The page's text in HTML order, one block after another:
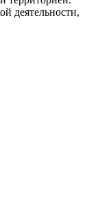
деятельности,